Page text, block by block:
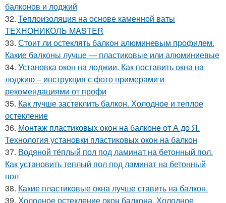
балконов и лоджий
32. Теплоизоляция на основе каменной ваты
ТЕХНОНИКОЛЬ MASTER
33. Стоит ли остеклять балкон алюминевым профилем.
Какие балконы лучше — пластиковые или алюминиевые
34. Установка окон на лоджии. Как поставить окна на
лоджию – инструкция с фото примерами и
рекомендациями от профи
35. Как лучше застеклить балкон. Холодное и теплое
остекление
36. Монтаж пластиковых окон на балконе от А до Я.
Технология установки пластиковых окон на балкон
37. Водяной тёплый пол под ламинат на бетонный пол.
Как установить теплый пол под ламинат на бетонный
пол
38. Какие пластиковые окна лучше ставить на балкон.
39. Холодное остекление окон балкона. Холодное